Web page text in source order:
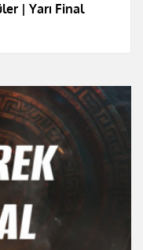
| Yarı Final